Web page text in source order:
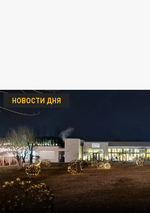
НОВОСТИ ДНЯ